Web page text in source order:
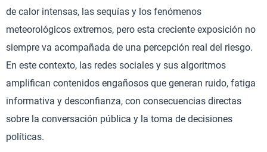
de calor intensas, las sequías y los fenómenos
meteorológicos extremos, pero esta creciente exposición no
siempre va acompañada de una percepción real del riesgo.
En este contexto, las redes sociales y sus algoritmos
amplifican contenidos engañosos que generan ruido, fatiga
informativa y desconfianza, con consecuencias directas
sobre la conversación pública y la toma de decisiones
políticas.